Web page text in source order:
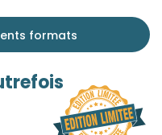
formats